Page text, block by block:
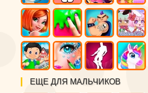
ЕЩЕ ДЛЯ МАЛЬЧИКОВ